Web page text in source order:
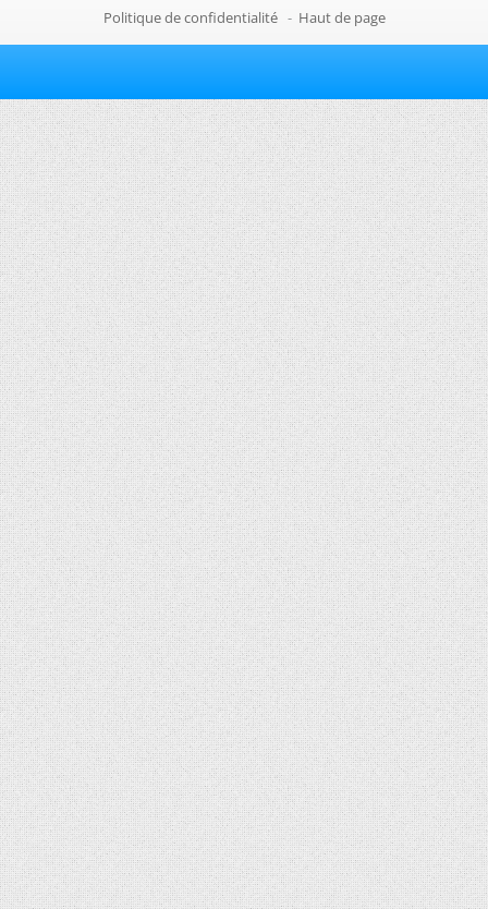
Politique de confidentialité - Haut de page